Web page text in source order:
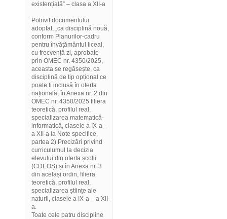
existențială” – clasa a XII-a
Potrivit documentului
adoptat, „ca disciplină nouă,
conform Planurilor-cadru
pentru învățământul liceal,
cu frecvență zi, aprobate
prin OMEC nr. 4350/2025,
aceasta se regăsește, ca
disciplină de tip opțional ce
poate fi inclusă în oferta
națională, în Anexa nr. 2 din
OMEC nr. 4350/2025 filiera
teoretică, profilul real,
specializarea matematică-
informatică, clasele a IX-a –
a XII-a la Note specifice,
partea 2) Precizări privind
curriculumul la decizia
elevului din oferta școlii
(CDEOȘ) și în Anexa nr. 3
din același ordin, filiera
teoretică, profilul real,
specializarea științe ale
naturii, clasele a IX-a – a XII-
a.
Toate cele patru discipline